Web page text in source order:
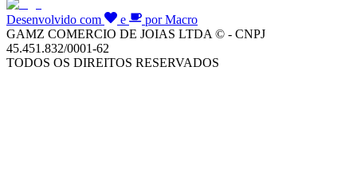
Desenvolvido com e
por Macro
GAMZ COMERCIO DE JOIAS LTDA © - CNPJ
45.451.832/0001-62
TODOS OS DIREITOS RESERVADOS